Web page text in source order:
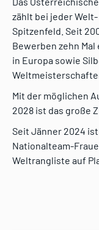
zählt bei jeder
Spitzenfeld. Seit
Bewerben zehn
in Europa sowie
Mit der möglichen
2028 ist das große
Seit Jänner 2024
Nationalteam-
Weltrangliste auf